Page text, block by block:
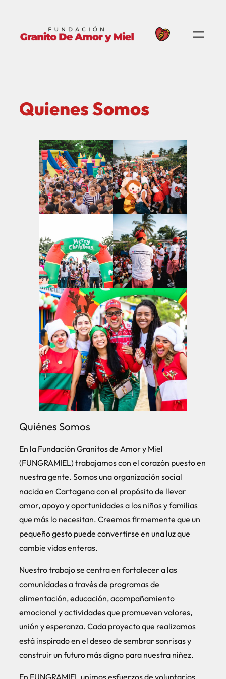
contenido
Quienes Somos
Quiénes Somos
En la Fundación Granitos de Amor y Miel
(FUNGRAMIEL) trabajamos con el corazón puesto en
nuestra gente. Somos una organización social
nacida en Cartagena con el propósito de llevar
amor, apoyo y oportunidades a los niños y familias
que más lo necesitan. Creemos firmemente que un
pequeño gesto puede convertirse en una luz que
cambie vidas enteras.
Nuestro trabajo se centra en fortalecer a las
comunidades a través de programas de
alimentación, educación, acompañamiento
emocional y actividades que promueven valores,
unión y esperanza. Cada proyecto que realizamos
está inspirado en el deseo de sembrar sonrisas y
construir un futuro más digno para nuestra niñez.
En FUNGRAMIEL unimos esfuerzos de voluntarios,